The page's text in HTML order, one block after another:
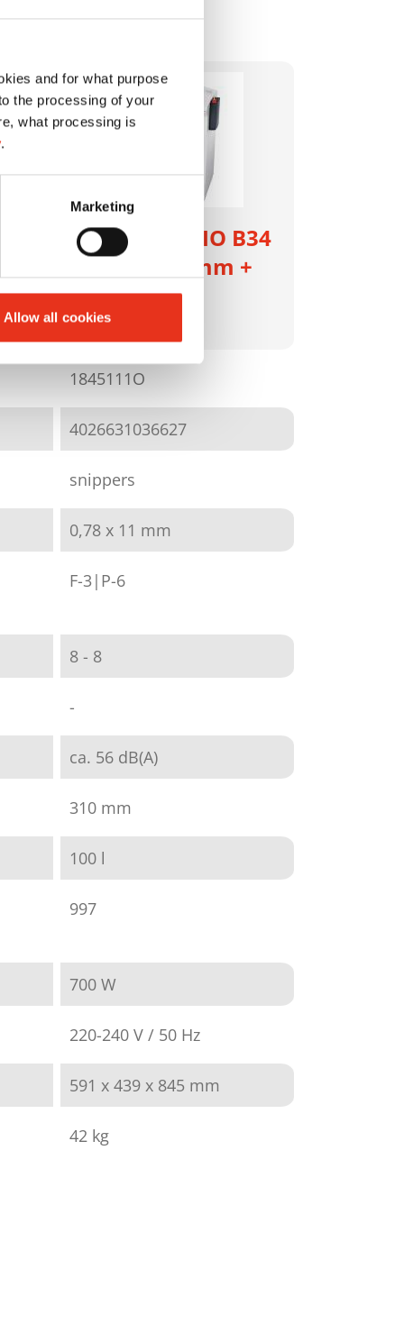
and for what purpose
the processing of your
what processing is
.
Marketing
Allow all cookies
HSM SECURIO B34
- 0,78 x 11 mm +
ext. autom.
olievoorz.
1845111O
4026631036627
snippers
0,78 x 11 mm
F-3|P-6
8 - 8
-
ca. 56 dB(A)
310 mm
100 l
997
700 W
220-240 V / 50 Hz
591 x 439 x 845 mm
42 kg